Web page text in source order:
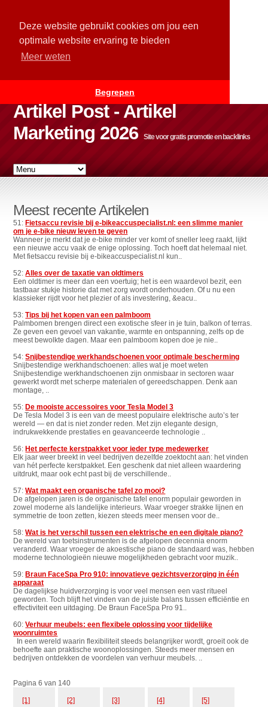
Deze website gebruikt cookies om jou een
optimale website ervaring te bieden
Meer weten
Begrepen
Artikel Post - Artikel
Marketing 2026
Site voor gratis promotie en backlinks
Meest recente Artikelen
51:Fietsaccu revisie bij e-bikeaccuspecialist.nl: een slimme manier
om je e-bike nieuw leven te geven
Wanneer je merkt dat je e-bike minder ver komt of sneller leeg raakt, lijkt
een nieuwe accu vaak de enige oplossing. Toch hoeft dat helemaal niet.
Met fietsaccu revisie bij e-bikeaccuspecialist.nl kun..
52:Alles over de taxatie van oldtimers
Een oldtimer is meer dan een voertuig; het is een waardevol bezit, een
tastbaar stukje historie dat met zorg wordt onderhouden. Of u nu een
klassieker rijdt voor het plezier of als investering, &eacu..
53:Tips bij het kopen van een palmboom
Palmbomen brengen direct een exotische sfeer in je tuin, balkon of terras.
Ze geven een gevoel van vakantie, warmte en ontspanning, zelfs op de
meest bewolkte dagen. Maar een palmboom kopen doe je nie..
54:Snijbestendige werkhandschoenen voor optimale bescherming
Snijbestendige werkhandschoenen: alles wat je moet weten
Snijbestendige werkhandschoenen zijn onmisbaar in sectoren waar
gewerkt wordt met scherpe materialen of gereedschappen. Denk aan
montage, ..
55:De mooiste accessoires voor Tesla Model 3
De Tesla Model 3 is een van de meest populaire elektrische auto’s ter
wereld — en dat is niet zonder reden. Met zijn elegante design,
indrukwekkende prestaties en geavanceerde technologie ..
56:Het perfecte kerstpakket voor ieder type medewerker
Elk jaar weer breekt in veel bedrijven dezelfde zoektocht aan: het vinden
van hét perfecte kerstpakket. Een geschenk dat niet alleen waardering
uitdrukt, maar ook echt past bij de verschillende..
57:Wat maakt een organische tafel zo mooi?
De afgelopen jaren is de organische tafel enorm populair geworden in
zowel moderne als landelijke interieurs. Waar vroeger strakke lijnen en
symmetrie de toon zetten, kiezen steeds meer mensen voor de..
58:Wat is het verschil tussen een elektrische en een digitale piano?
De wereld van toetsinstrumenten is de afgelopen decennia enorm
veranderd. Waar vroeger de akoestische piano de standaard was, hebben
moderne technologieën nieuwe mogelijkheden gebracht voor muzik..
59:Braun FaceSpa Pro 910: innovatieve gezichtsverzorging in één
apparaat
De dagelijkse huidverzorging is voor veel mensen een vast ritueel
geworden. Toch blijft het vinden van de juiste balans tussen efficiëntie en
effectiviteit een uitdaging. De Braun FaceSpa Pro 91..
60:Verhuur meubels: een flexibele oplossing voor tijdelijke
woonruimtes
In een wereld waarin flexibiliteit steeds belangrijker wordt, groeit ook de
behoefte aan praktische woonoplossingen. Steeds meer mensen en
bedrijven ontdekken de voordelen van verhuur meubels. ..
Pagina 6 van 140
[1] [2] [3] [4] [5]